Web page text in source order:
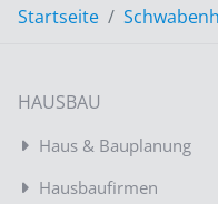
Startseite
HAUSBAU
Haus & Bauplanung
Hausbaufirmen